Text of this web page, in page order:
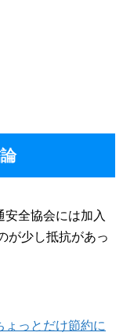
全協会には加入
が少し抵抗があっ
ょっとだけ節約に